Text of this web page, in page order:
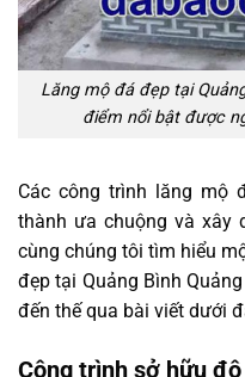
Lăng mộ đá đẹp tại
điểm nổi bật được
Các công trình lăng mộ
thành ưa chuộng và xây
cùng chúng tôi tìm hiểu
đẹp tại Quảng Bình
đến thế qua bài viết dưới
Công trình sở hữu